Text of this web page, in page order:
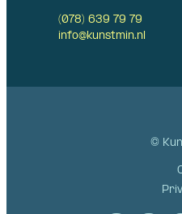
(078) 639 79 79
info@kunstmin.nl
©